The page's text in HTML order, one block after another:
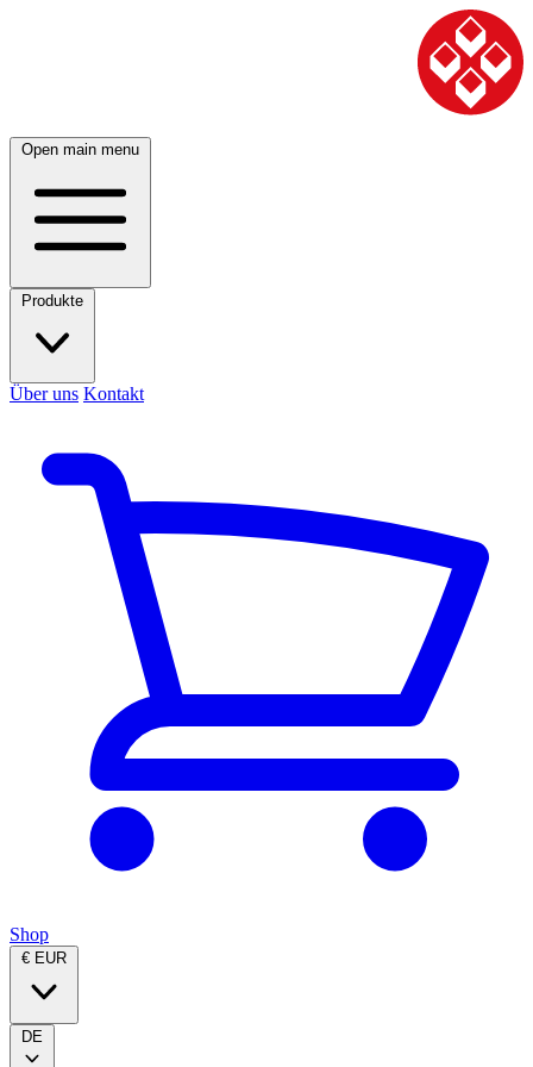
Open main menu
Produkte
Über uns Kontakt
Shop
€ EUR
DE